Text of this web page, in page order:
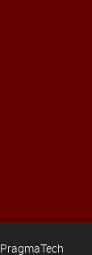
PragmaTech